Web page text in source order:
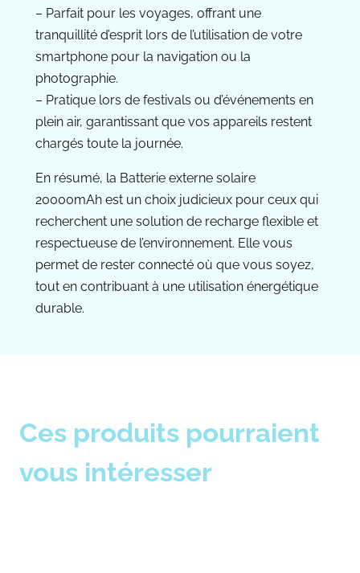
– Parfait pour les voyages, offrant une
tranquillité d’esprit lors de l’utilisation de votre
smartphone pour la navigation ou la
photographie.
– Pratique lors de festivals ou d’événements en
plein air, garantissant que vos appareils restent
chargés toute la journée.
En résumé, la Batterie externe solaire
20000mAh est un choix judicieux pour ceux qui
recherchent une solution de recharge flexible et
respectueuse de l’environnement. Elle vous
permet de rester connecté où que vous soyez,
tout en contribuant à une utilisation énergétique
durable.
Ces produits pourraient
vous intéresser